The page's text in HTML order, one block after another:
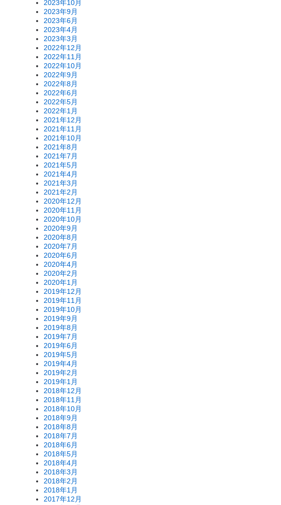
2023年10月
2023年9月
2023年6月
2023年4月
2023年3月
2022年12月
2022年11月
2022年10月
2022年9月
2022年8月
2022年6月
2022年5月
2022年1月
2021年12月
2021年11月
2021年10月
2021年8月
2021年7月
2021年5月
2021年4月
2021年3月
2021年2月
2020年12月
2020年11月
2020年10月
2020年9月
2020年8月
2020年7月
2020年6月
2020年4月
2020年2月
2020年1月
2019年12月
2019年11月
2019年10月
2019年9月
2019年8月
2019年7月
2019年6月
2019年5月
2019年4月
2019年2月
2019年1月
2018年12月
2018年11月
2018年10月
2018年9月
2018年8月
2018年7月
2018年6月
2018年5月
2018年4月
2018年3月
2018年2月
2018年1月
2017年12月